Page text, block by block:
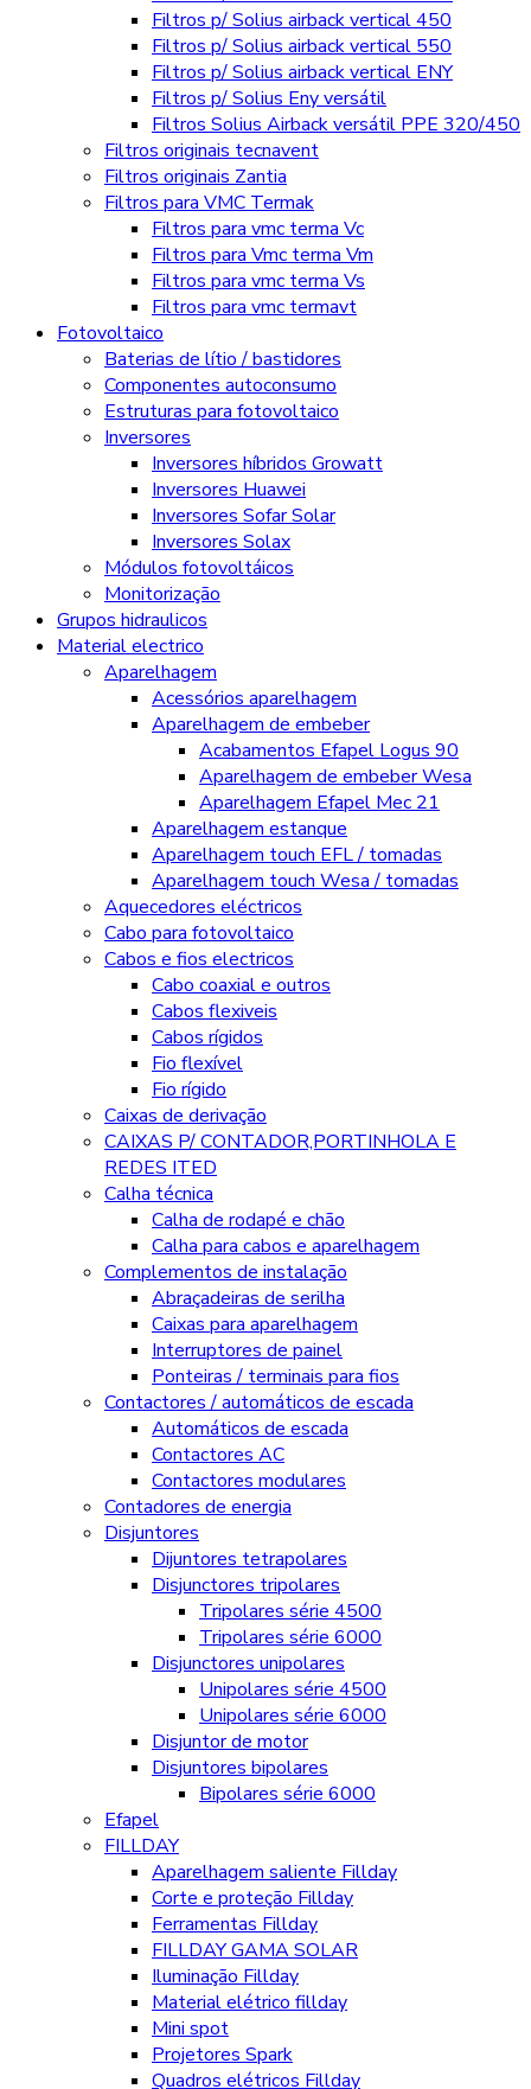
Filtros p/ Solius airback vertical 450
Filtros p/ Solius airback vertical 550
Filtros p/ Solius airback vertical ENY
Filtros p/ Solius Eny versátil
Filtros Solius Airback versátil PPE 320/450
Filtros originais tecnavent
Filtros originais Zantia
Filtros para VMC Termak
Filtros para vmc terma Vc
Filtros para Vmc terma Vm
Filtros para vmc terma Vs
Filtros para vmc termavt
Fotovoltaico
Baterias de lítio / bastidores
Componentes autoconsumo
Estruturas para fotovoltaico
Inversores
Inversores híbridos Growatt
Inversores Huawei
Inversores Sofar Solar
Inversores Solax
Módulos fotovoltáicos
Monitorização
Grupos hidraulicos
Material electrico
Aparelhagem
Acessórios aparelhagem
Aparelhagem de embeber
Acabamentos Efapel Logus 90
Aparelhagem de embeber Wesa
Aparelhagem Efapel Mec 21
Aparelhagem estanque
Aparelhagem touch EFL / tomadas
Aparelhagem touch Wesa / tomadas
Aquecedores eléctricos
Cabo para fotovoltaico
Cabos e fios electricos
Cabo coaxial e outros
Cabos flexiveis
Cabos rígidos
Fio flexível
Fio rígido
Caixas de derivação
CAIXAS P/ CONTADOR,PORTINHOLA E
REDES ITED
Calha técnica
Calha de rodapé e chão
Calha para cabos e aparelhagem
Complementos de instalação
Abraçadeiras de serilha
Caixas para aparelhagem
Interruptores de painel
Ponteiras / terminais para fios
Contactores / automáticos de escada
Automáticos de escada
Contactores AC
Contactores modulares
Contadores de energia
Disjuntores
Dijuntores tetrapolares
Disjunctores tripolares
Tripolares série 4500
Tripolares série 6000
Disjunctores unipolares
Unipolares série 4500
Unipolares série 6000
Disjuntor de motor
Disjuntores bipolares
Bipolares série 6000
Efapel
FILLDAY
Aparelhagem saliente Fillday
Corte e proteção Fillday
Ferramentas Fillday
FILLDAY GAMA SOLAR
Iluminação Fillday
Material elétrico fillday
Mini spot
Projetores Spark
Quadros elétricos Fillday